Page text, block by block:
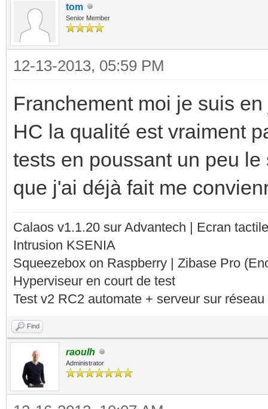
tom
Senior Member
12-13-2013, 05:59 PM
Franchement moi je suis
HC la qualité est vraiment
tests en poussant un peu
que j'ai déjà fait me
Calaos v1.1.20 sur Advantech | Ecran
Intrusion KSENIA
Squeezebox on Raspberry | Zibase Pro
Hyperviseur en court de test
Test v2 RC2 automate + serveur sur
Find
raoulh
Administrator